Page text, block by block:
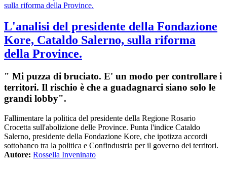
L'analisi del presidente della Fondazione
Kore, Cataldo Salerno, sulla riforma
della Province.
" Mi puzza di bruciato. E' un modo per controllare i
territori. Il rischio è che a guadagnarci siano solo le
grandi lobby".
Fallimentare la politica del presidente della Regione Rosario
Crocetta sull'abolizione delle Province. Punta l'indice Cataldo
Salerno, presidente della Fondazione Kore, che ipotizza accordi
sottobanco tra la politica e Confindustria per il governo dei territori.
Autore: Rossella Inveninato